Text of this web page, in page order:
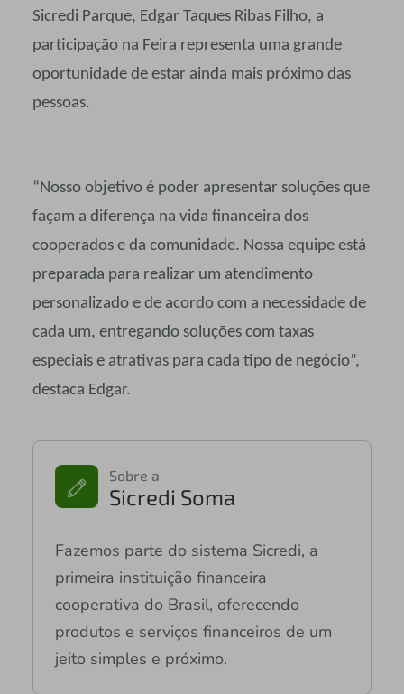
Sicredi Parque, Edgar Taques Ribas Filho, a
participação na Feira representa uma grande
oportunidade de estar ainda mais próximo das
pessoas.
“Nosso objetivo é poder apresentar soluções que
façam a diferença na vida financeira dos
cooperados e da comunidade. Nossa equipe está
preparada para realizar um atendimento
personalizado e de acordo com a necessidade de
cada um, entregando soluções com taxas
especiais e atrativas para cada tipo de negócio”,
destaca Edgar.
Sobre a
Sicredi Soma
Fazemos parte do sistema Sicredi, a
primeira instituição financeira
cooperativa do Brasil, oferecendo
produtos e serviços financeiros de um
jeito simples e próximo.